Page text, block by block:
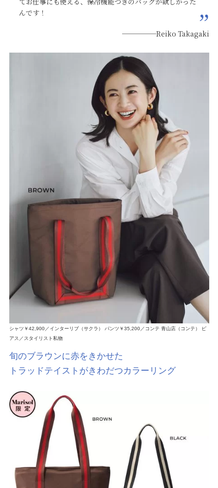
んです！
─────Reiko Takagaki
シャツ￥42,900／インターリブ（サクラ） パンツ￥35,200／コンテ 青山店（コンテ） ピ
アス／スタイリスト私物
旬のブラウンに赤をきかせた
トラッドテイストがきわだつカラーリング